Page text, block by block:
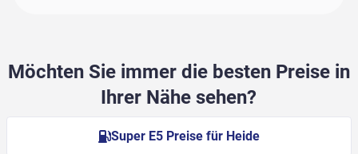
Möchten Sie immer die besten Preise in
Ihrer Nähe sehen?
Super E5 Preise für Heide